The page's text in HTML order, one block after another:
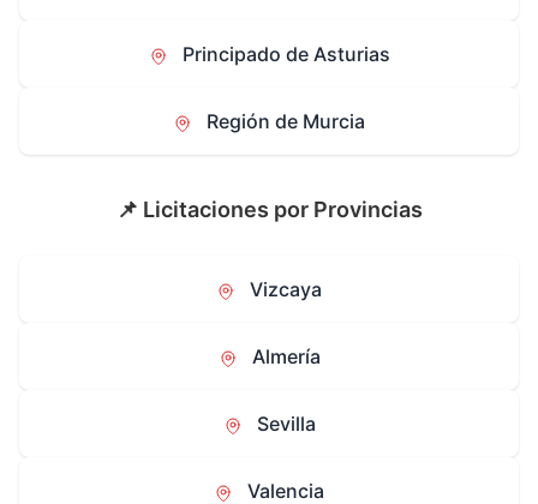
Principado de Asturias
Región de Murcia
📌 Licitaciones por Provincias
Vizcaya
Almería
Sevilla
Valencia